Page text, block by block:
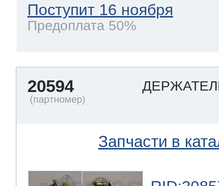
Поступит 16 ноября
Предоплата 50%
20594
Запчасти в